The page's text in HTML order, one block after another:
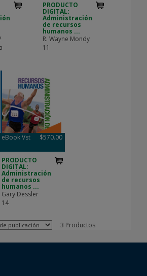
PRODUCTO
DIGITAL:
Administración
de recursos
humanos ...
R. Wayne Mondy
11
eBook Vst $570.00
PRODUCTO
DIGITAL:
Administración
de recursos
humanos ...
Gary Dessler
14
3 Productos